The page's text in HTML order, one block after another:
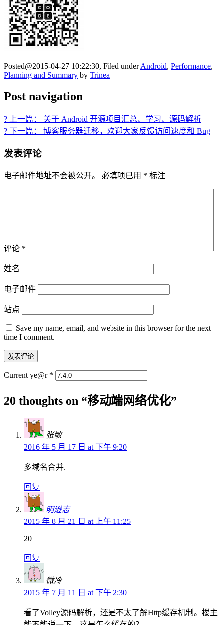
Posted@2015-04-27 10:22:30, Filed underAndroid, Performance,
Planning and Summary by Trinea
Post navigation
? 上一篇： 关于 Android 开源项目汇总、学习、源码解析
? 下一篇： 博客服务器迁移，欢迎大家反馈访问速度和 Bug
发表评论
电子邮件地址不会被公开。 必填项已用 * 标注
评论 *
姓名
电子邮件
站点
Save my name, email, and website in this browser for the next
time I comment.
Current ye@r *
20 thoughts on “移动端网络优化”
张敏
2016 年 5 月 17 日 at 下午 9:20
多域名合并.
回复
明逊志
2015 年 8 月 21 日 at 上午 11:25
20
回复
微冷
2015 年 7 月 11 日 at 下午 2:30
看了Volley源码解析，还是不太了解Http缓存机制。楼主